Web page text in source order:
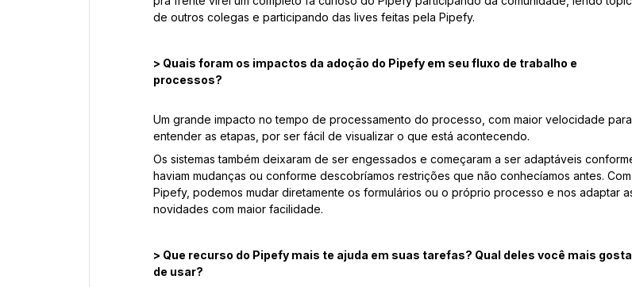
de outros colegas e participando das lives feitas pela Pipefy.
> Quais foram os impactos da adoção do Pipefy em seu fluxo de trabalho e
processos?
Um grande impacto no tempo de processamento do processo, com maior velocidade para
entender as etapas, por ser fácil de visualizar o que está acontecendo.
Os sistemas também deixaram de ser engessados e começaram a ser adaptáveis
haviam mudanças ou conforme descobríamos restrições que não conhecíamos antes. Com
Pipefy, podemos mudar diretamente os formulários ou o próprio processo e nos adaptar
novidades com maior facilidade.
> Que recurso do Pipefy mais te ajuda em suas tarefas? Qual deles você mais gosta
de usar?